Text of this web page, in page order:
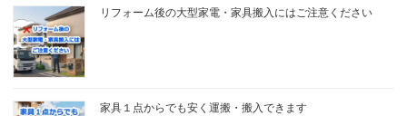
リフォーム後の大型家電・家具搬入にはご注意ください
家具１点からでも安く運搬・搬入できます